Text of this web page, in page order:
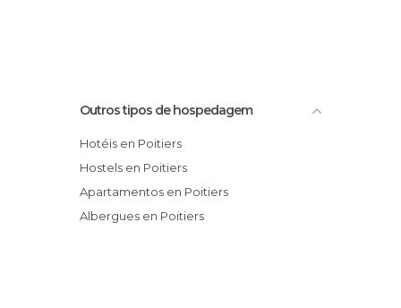
Outros tipos de hospedagem
Hotéis en Poitiers
Hostels en Poitiers
Apartamentos en Poitiers
Albergues en Poitiers